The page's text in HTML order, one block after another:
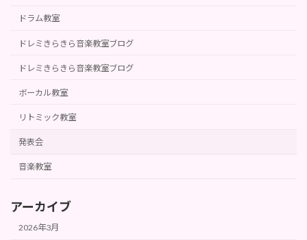
ドラム教室
ドレミきらきら音楽教室ブログ
ドレミきらきら音楽教室ブログ
ボーカル教室
リトミック教室
発表会
音楽教室
アーカイブ
2026年3月